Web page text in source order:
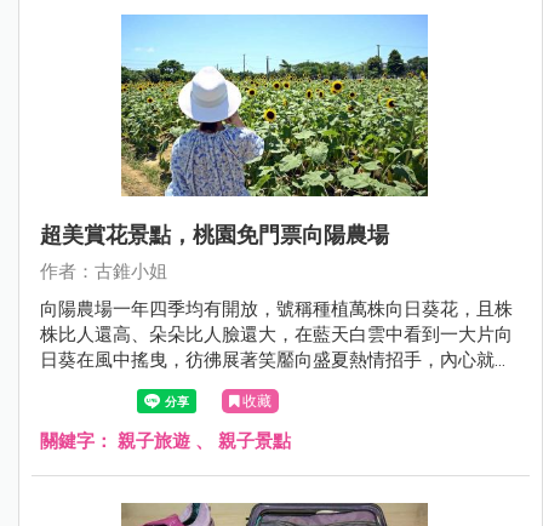
超美賞花景點，桃園免門票向陽農場
作者：古錐小姐
向陽農場一年四季均有開放，號稱種植萬株向日葵花，且株
株比人還高、朵朵比人臉還大，在藍天白雲中看到一大片向
日葵在風中搖曳，彷彿展著笑靨向盛夏熱情招手，內心就莫
名跟著朝氣滿滿了啊！
收藏
關鍵字： 親子旅遊 、 親子景點